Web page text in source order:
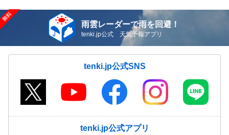
雨雲レーダーで雨を回避！
tenki.jp公式 天気予報アプリ
tenki.jp公式SNS
tenki.jp公式アプリ